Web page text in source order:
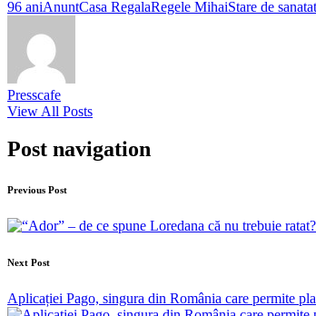
96 aniAnuntCasa RegalaRegele MihaiStare de
Presscafe
View All Posts
Post navigation
Previous Post
Next Post
Aplicației Pago, singura din România care permite